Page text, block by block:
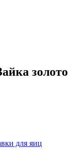
золото
для яиц